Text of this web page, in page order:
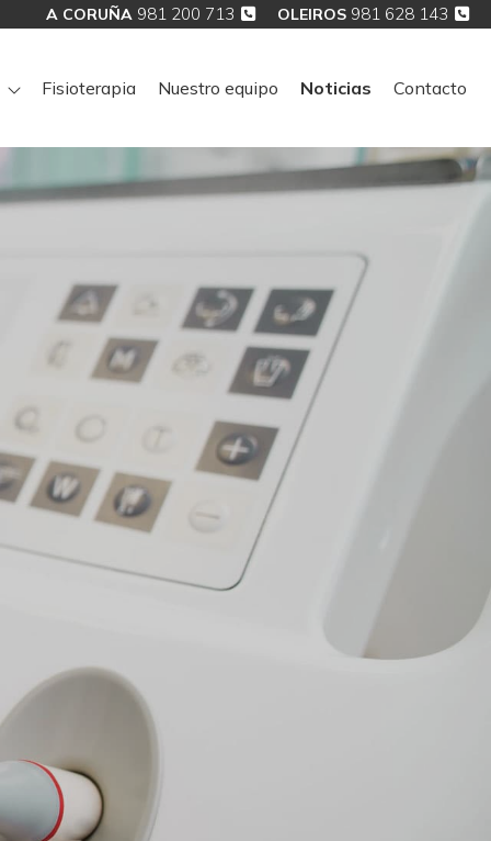
A CORUÑA 981 200 713 OLEIROS 981 628 143
Fisioterapia Nuestro equipo Noticias Contacto